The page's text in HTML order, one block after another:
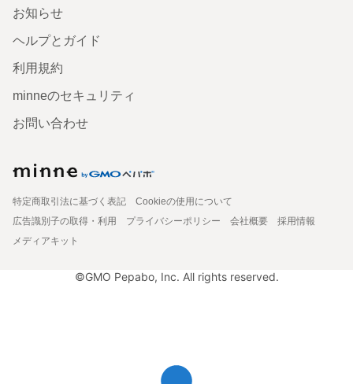
お知らせ
ヘルプとガイド
利用規約
minneのセキュリティ
お問い合わせ
特定商取引法に基づく表記
Cookieの使用について
広告識別子の取得・利用
プライバシーポリシー 会社概要
採用情報
メディアキット
©GMO Pepabo, Inc. All rights reserved.